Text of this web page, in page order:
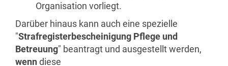
Organisation vorliegt.
Darüber hinaus kann auch eine spezielle
"Strafregisterbescheinigung Pflege und
Betreuung" beantragt und ausgestellt werden,
wenndiese